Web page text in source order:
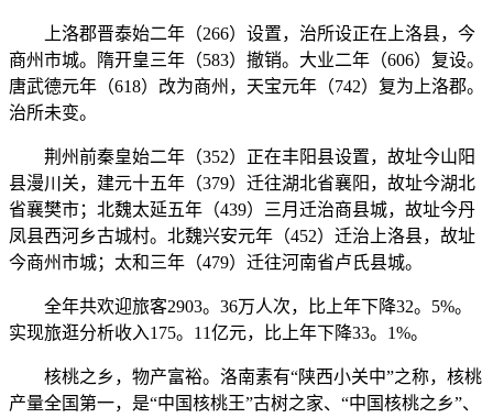
上洛郡晋泰始二年（266）设置，治所设正在上洛县，今
商州市城。隋开皇三年（583）撤销。大业二年（606）复设。
唐武德元年（618）改为商州，天宝元年（742）复为上洛郡。
治所未变。
荆州前秦皇始二年（352）正在丰阳县设置，故址今山阳
县漫川关，建元十五年（379）迁往湖北省襄阳，故址今湖北
省襄樊市；北魏太延五年（439）三月迁治商县城，故址今丹
凤县西河乡古城村。北魏兴安元年（452）迁治上洛县，故址
今商州市城；太和三年（479）迁往河南省卢氏县城。
全年共欢迎旅客2903。36万人次，比上年下降32。5%。
实现旅逛分析收入175。11亿元，比上年下降33。1%。
核桃之乡，物产富裕。洛南素有“陕西小关中”之称，核桃
产量全国第一，是“中国核桃王”古树之家、“中国核桃之乡”、